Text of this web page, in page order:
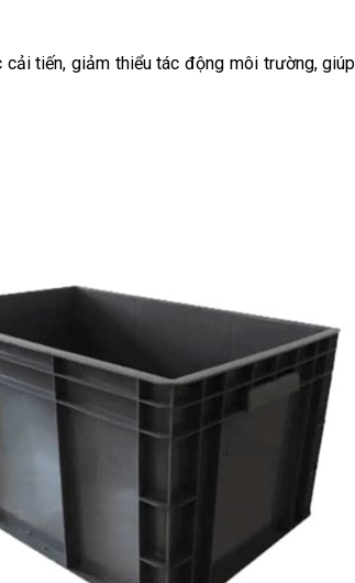
tiến, giảm thiểu tác động môi trường,